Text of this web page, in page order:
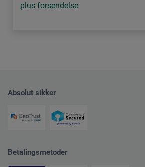
plus forsendelse
Absolut sikker
Betalingsmetoder